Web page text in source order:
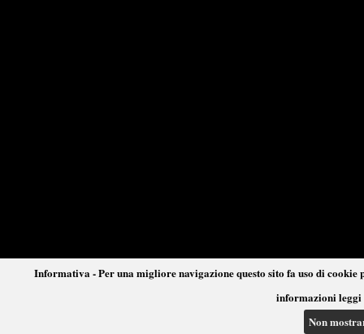
Informativa - Per una migliore navigazione questo sito fa uso di
informazioni leggi
Non